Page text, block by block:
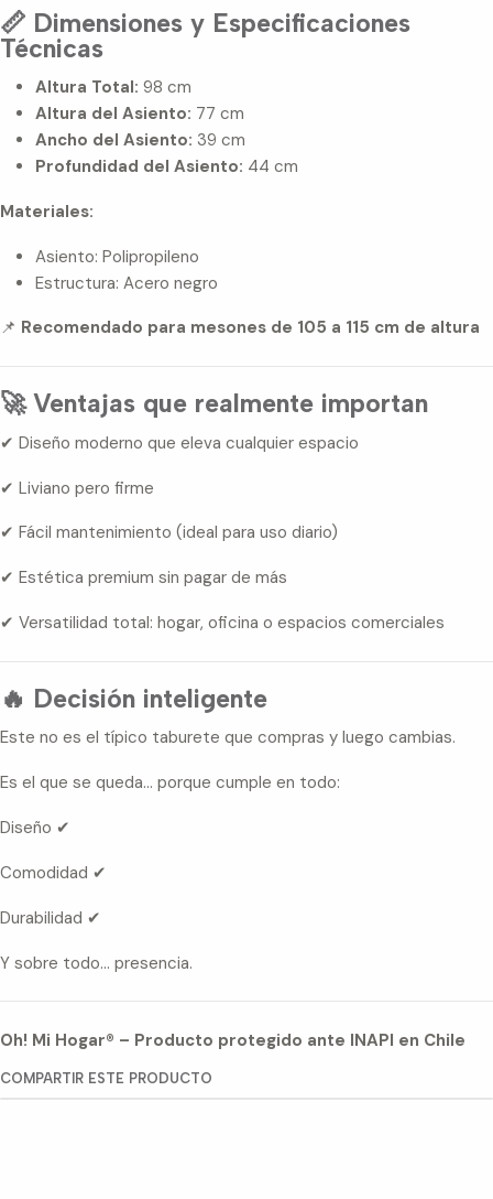
📏 Dimensiones y Especificaciones
Técnicas
Altura Total: 98 cm
Altura del Asiento: 77 cm
Ancho del Asiento: 39 cm
Profundidad del Asiento: 44 cm
Materiales:
Asiento: Polipropileno
Estructura: Acero negro
📌 Recomendado para mesones de 105 a 115 cm de altura
🚀 Ventajas que realmente importan
✔ Diseño moderno que eleva cualquier espacio
✔ Liviano pero firme
✔ Fácil mantenimiento (ideal para uso diario)
✔ Estética premium sin pagar de más
✔ Versatilidad total: hogar, oficina o espacios comerciales
🔥 Decisión inteligente
Este no es el típico taburete que compras y luego cambias.
Es el que se queda… porque cumple en todo:
Diseño ✔
Comodidad ✔
Durabilidad ✔
Y sobre todo… presencia.
Oh! Mi Hogar® – Producto protegido ante INAPI en Chile
COMPARTIR ESTE PRODUCTO